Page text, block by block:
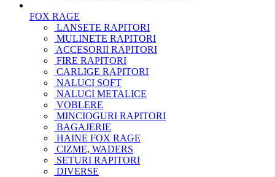
FOX RAGE
LANSETE RAPITORI
MULINETE RAPITORI
ACCESORII RAPITORI
FIRE RAPITORI
CARLIGE RAPITORI
NALUCI SOFT
NALUCI METALICE
VOBLERE
MINCIOGURI RAPITORI
BAGAJERIE
HAINE FOX RAGE
CIZME, WADERS
SETURI RAPITORI
DIVERSE